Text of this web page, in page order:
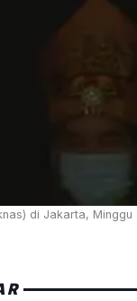
di Jakarta, Minggu